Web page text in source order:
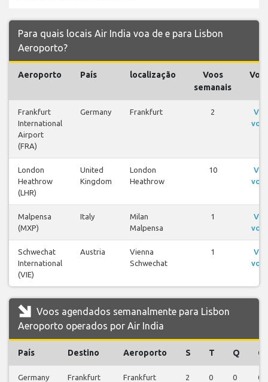
Para quais locais Air India voa de e para Lisbon
Aeroporto?
Aeroporto País localização
Voos
semanais
Frankfurt
International
Airport
(FRA)
Germany Frankfurt 2
Ver
voos
London
Heathrow
(LHR)
United
Kingdom
London
Heathrow
10
Ver
voos
Malpensa
(MXP)
Italy
Milan
Malpensa
1
Ver
voos
Schwechat
International
(VIE)
Austria
Vienna
Schwechat
1
Ver
voos
Voos agendados semanalmente para Lisbon
Aeroporto operados por Air India
País Destino Aeroporto S T Q Q
Germany Frankfurt
Frankfurt
2 0 0 0